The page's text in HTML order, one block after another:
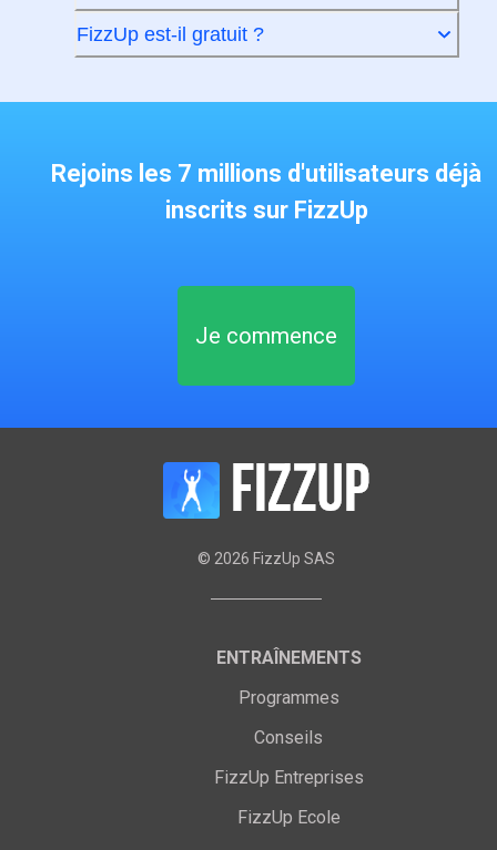
FizzUp est-il gratuit ?
Rejoins les 7 millions d'utilisateurs déjà
inscrits sur FizzUp
Je commence
© 2026 FizzUp SAS
ENTRAÎNEMENTS
Programmes
Conseils
FizzUp Entreprises
FizzUp Ecole